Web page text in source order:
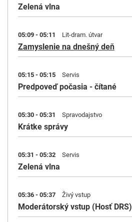
Zelená vlna
05:09 - 05:11 Lit-dram. útvar
Zamyslenie na dnešný deň
05:15 - 05:15 Servis
Predpoveď počasia - čítané
05:30 - 05:31 Spravodajstvo
Krátke správy
05:31 - 05:32 Servis
Zelená vlna
05:36 - 05:37 Živý vstup
Moderátorský vstup (Hosť DRS)